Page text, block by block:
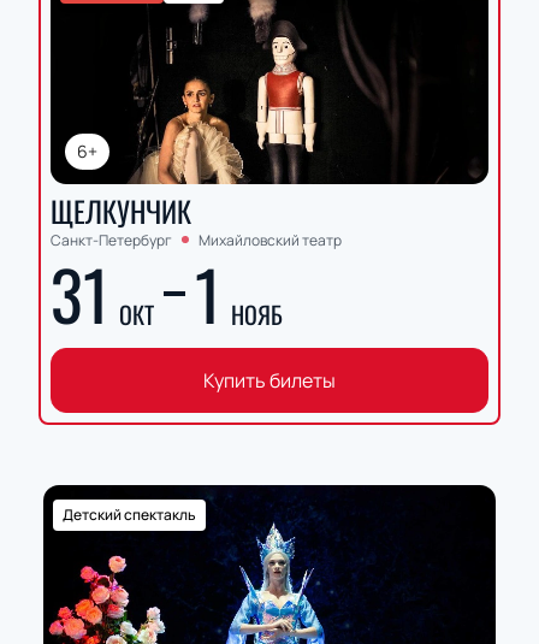
6+
ЩЕЛКУНЧИК
Санкт-Петербург Михайловский театр
31 ОКТ 1 НОЯБ
Купить билеты
Детский спектакль